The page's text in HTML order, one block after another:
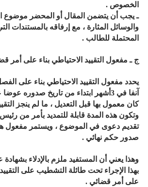
الخصوص .
ـ يجب أن يتضمن المقال أو المحضر موضوع
والوسائل المثارة ، مع إرفاقه بالمستندات
المحتملة للطالب .
ج ـ مفعول التقييد الاحتياطي بناء على أمر
كان معمول بها قبل التعديل ، ما لم ينجز
وتكون هذه المدة قابلة للتمديد بأمر من
تقديم دعوى في الموضوع ، ويستمر مفعول
صدور حكم نهائي .
وهذا يعني أن المستفيد ملزم بالإدلاء بشهادة
بهذا الإجراء تحت طائلة التشطيب على التقييد
على أمر قضائي .